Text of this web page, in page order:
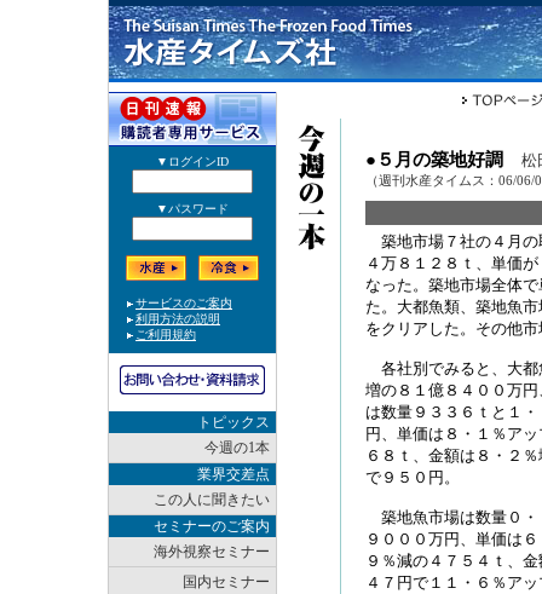
トピックス
今週の1本
業界交差点
この人に聞きたい
セミナーのご案内
海外視察セミナー
国内セミナー
●５月の築地好調
（週刊水産タイムス：06/06/
築地市場７社の４月の
４万８１２８ｔ、単価
なった。築地市場全体
た。大都魚類、築地魚
をクリアした。その他
各社別でみると、大都
増の８１億８４００万
は数量９３３６ｔと１
円、単価は８・１％ア
６８ｔ、金額は８・２
で９５０円。
築地魚市場は数量０・
９０００万円、単価は
９％減の４７５４ｔ、
４７円で１１・６％ア